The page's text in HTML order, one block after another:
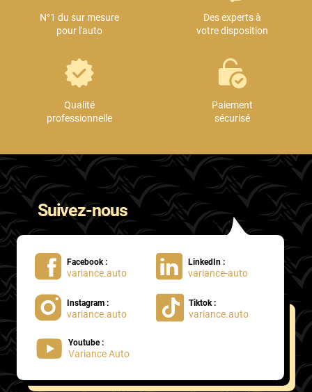
N°1 du sur mesure
pour l'auto
Des experts à
votre disposition
Qualité
professionnelle
Paiement
sécurisé
Suivez-nous
Facebook :
variance.auto
LinkedIn :
variance-auto
Instagram :
variance.auto
Tiktok :
variance.auto
Youtube :
Variance Auto